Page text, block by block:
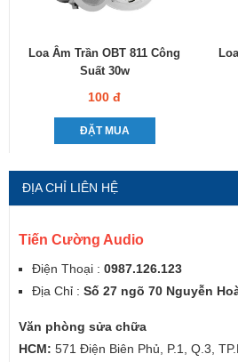
Loa Âm Trần OBT 811 Công
Suất 30w
100 đ
ĐẶT MUA
ĐỊA CHỈ LIÊN HỆ
Tiến Cường Audio
Điện Thoại : 0987.126.123
Địa Chỉ : Số 27 ngõ 70 Nguyễn
Văn phòng sửa chữa
HCM: 571 Điện Biên Phủ, P.1, Q.3,